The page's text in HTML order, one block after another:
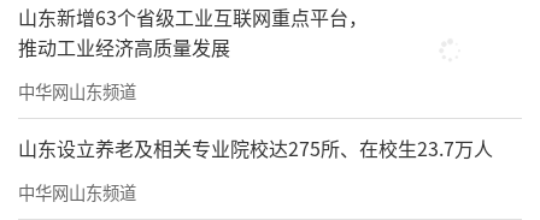
山东新增63个省级工业互联网重点平台，
推动工业经济高质量发展
中华网山东频道
山东设立养老及相关专业院校达275所、在校生23.7万人
中华网山东频道